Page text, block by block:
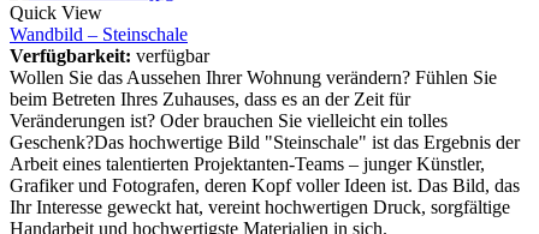
Quick View
Wandbild – Steinschale
Verfügbarkeit: verfügbar
Wollen Sie das Aussehen Ihrer Wohnung verändern? Fühlen Sie
beim Betreten Ihres Zuhauses, dass es an der Zeit für
Veränderungen ist? Oder brauchen Sie vielleicht ein tolles
Geschenk?Das hochwertige Bild "Steinschale" ist das Ergebnis der
Arbeit eines talentierten Projektanten-Teams – junger Künstler,
Grafiker und Fotografen, deren Kopf voller Ideen ist. Das Bild, das
Ihr Interesse geweckt hat, vereint hochwertigen Druck, sorgfältige
Handarbeit und hochwertigste Materialien in sich.